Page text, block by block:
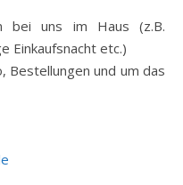
bei uns im Haus (z.B.
Einkaufsnacht etc.)
Bestellungen und um das